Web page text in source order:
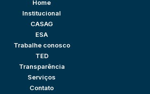
Home
Institucional
CASAG
ESA
Trabalhe conosco
TED
Transparência
Serviços
Contato